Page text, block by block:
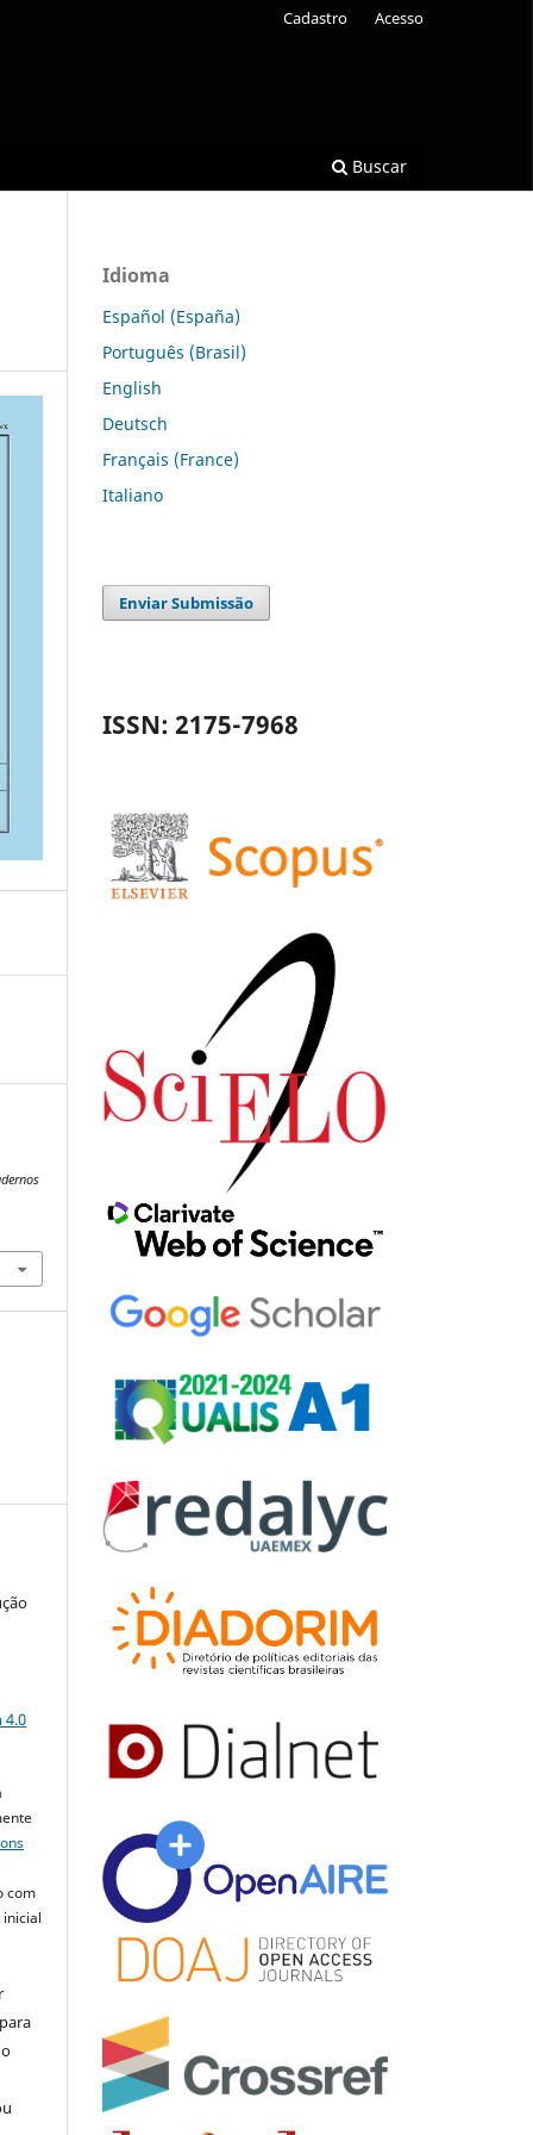
Buscar
Cadastro Acesso
4.0
com
Idioma
Español (España)
Português (Brasil)
English
Deutsch
Français (France)
Italiano
Enviar Submissão
ISSN: 2175-7968